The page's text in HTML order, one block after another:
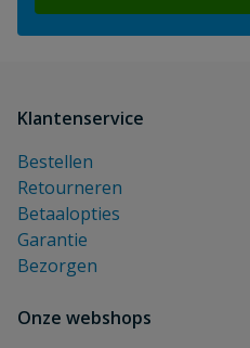
Klantenservice
Bestellen
Retourneren
Betaalopties
Garantie
Bezorgen
Onze webshops